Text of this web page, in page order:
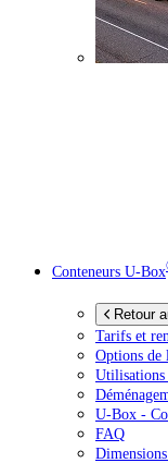
Conteneurs U-Box
Retour
Tarifs et
Options de
Utilisations
U-Box -
FAQ